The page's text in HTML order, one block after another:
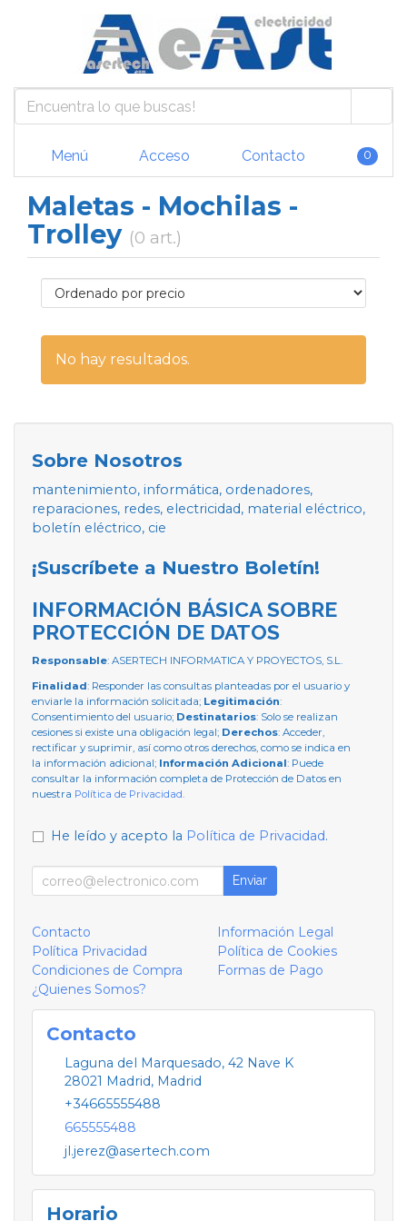
Menú Acceso Contacto 0
Maletas - Mochilas -
Trolley (0 art.)
No hay resultados.
Sobre Nosotros
mantenimiento, informática, ordenadores,
reparaciones, redes, electricidad, material eléctrico,
boletín eléctrico, cie
¡Suscríbete a Nuestro Boletín!
INFORMACIÓN BÁSICA SOBRE
PROTECCIÓN DE DATOS
Responsable: ASERTECH INFORMATICA Y PROYECTOS, S.L.
Finalidad: Responder las consultas planteadas por el usuario y
enviarle la información solicitada; Legitimación:
Consentimiento del usuario; Destinatarios: Solo se realizan
cesiones si existe una obligación legal; Derechos: Acceder,
rectificar y suprimir, así como otros derechos, como se indica en
la información adicional; Información Adicional: Puede
consultar la información completa de Protección de Datos en
nuestra Política de Privacidad.
He leído y acepto la Política de Privacidad.
Enviar
Contacto
Información Legal
Política Privacidad
Política de Cookies
Condiciones de Compra
Formas de Pago
¿Quienes Somos?
Contacto
Laguna del Marquesado, 42 Nave K
28021 Madrid, Madrid
+34665555488
665555488
jl.jerez@asertech.com
Horario